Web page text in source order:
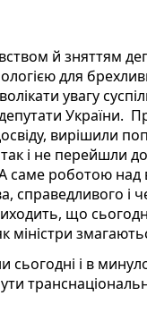
й зняттям
для
увагу
України.
вирішили
і не перейшли
саме роботою
справедливого і
що
міністри
і в